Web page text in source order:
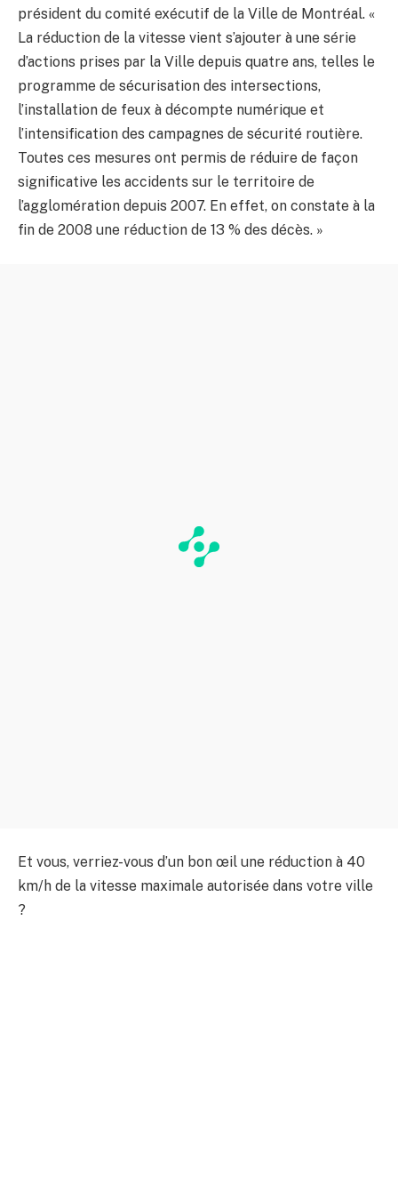
président du comité exécutif de la Ville de Montréal. «
La réduction de la vitesse vient s’ajouter à une série
d’actions prises par la Ville depuis quatre ans, telles le
programme de sécurisation des intersections,
l’installation de feux à décompte numérique et
l’intensification des campagnes de sécurité routière.
Toutes ces mesures ont permis de réduire de façon
significative les accidents sur le territoire de
l’agglomération depuis 2007. En effet, on constate à la
fin de 2008 une réduction de 13 % des décès. »
Et vous, verriez-vous d’un bon œil une réduction à 40
km/h de la vitesse maximale autorisée dans votre ville
?